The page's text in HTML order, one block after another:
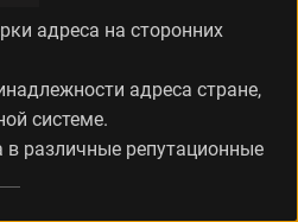
адреса на сторонних
адреса стране,
системе.
в различные репутационные